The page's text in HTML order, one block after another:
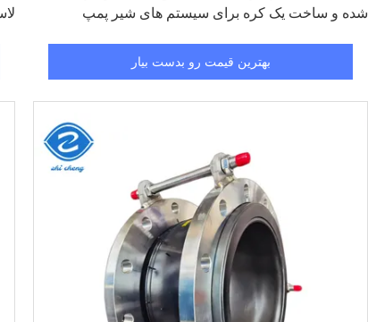
شده و ساخت یک کره برای سیستم های شیر پمپ
بهترین قیمت رو بدست بیار